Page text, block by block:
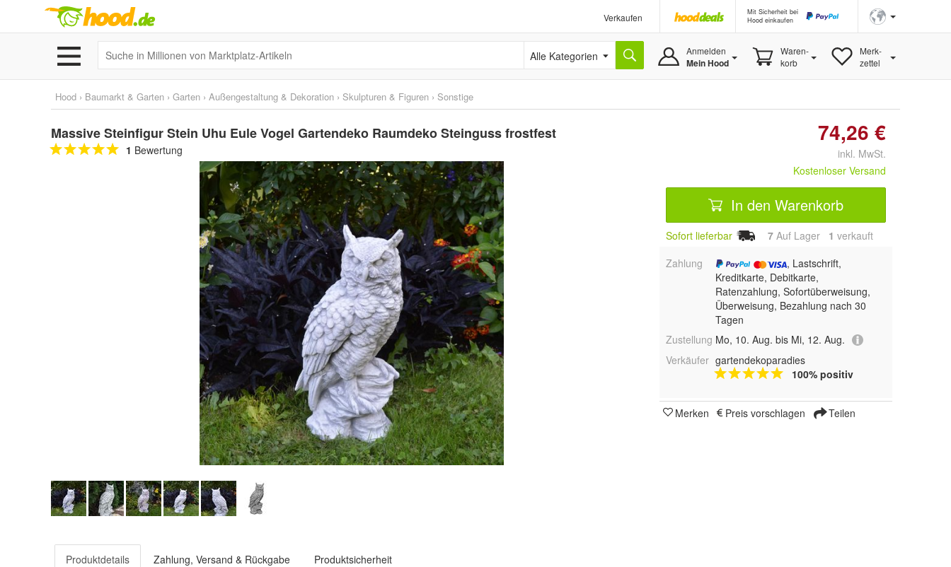
Verkaufen
Mit Sicherheit bei
Hood einkaufen
Alle Kategorien Anmelden
Mein Hood
Waren-
korb
Merk-
zettel
Hood › Baumarkt & Garten › Garten › Außengestaltung & Dekoration › Skulpturen & Figuren › Sonstige
Massive Steinfigur Stein Uhu Eule Vogel Gartendeko Raumdeko Steinguss frostfest
1 Bewertung
74,26 €
inkl. MwSt.
Kostenloser Versand
In den Warenkorb
Sofort lieferbar 7 Auf Lager 1 verkauft
Zahlung
, Lastschrift,
Kreditkarte, Debitkarte,
Ratenzahlung, Sofortüberweisung,
Überweisung, Bezahlung nach 30
Tagen
Zustellung Mo, 10. Aug. bis Mi, 12. Aug.
Verkäufer gartendekoparadies
100% positiv
Merken Preis vorschlagen Teilen
Produktdetails Zahlung, Versand & Rückgabe Produktsicherheit